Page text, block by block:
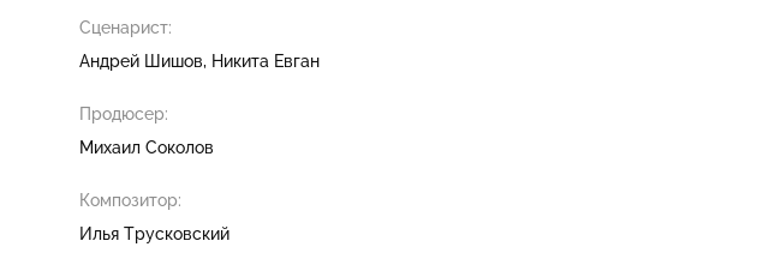
Сценарист:
Андрей Шишов
Никита Евган
Продюсер:
Михаил Соколов
Композитор:
Илья Трусковский